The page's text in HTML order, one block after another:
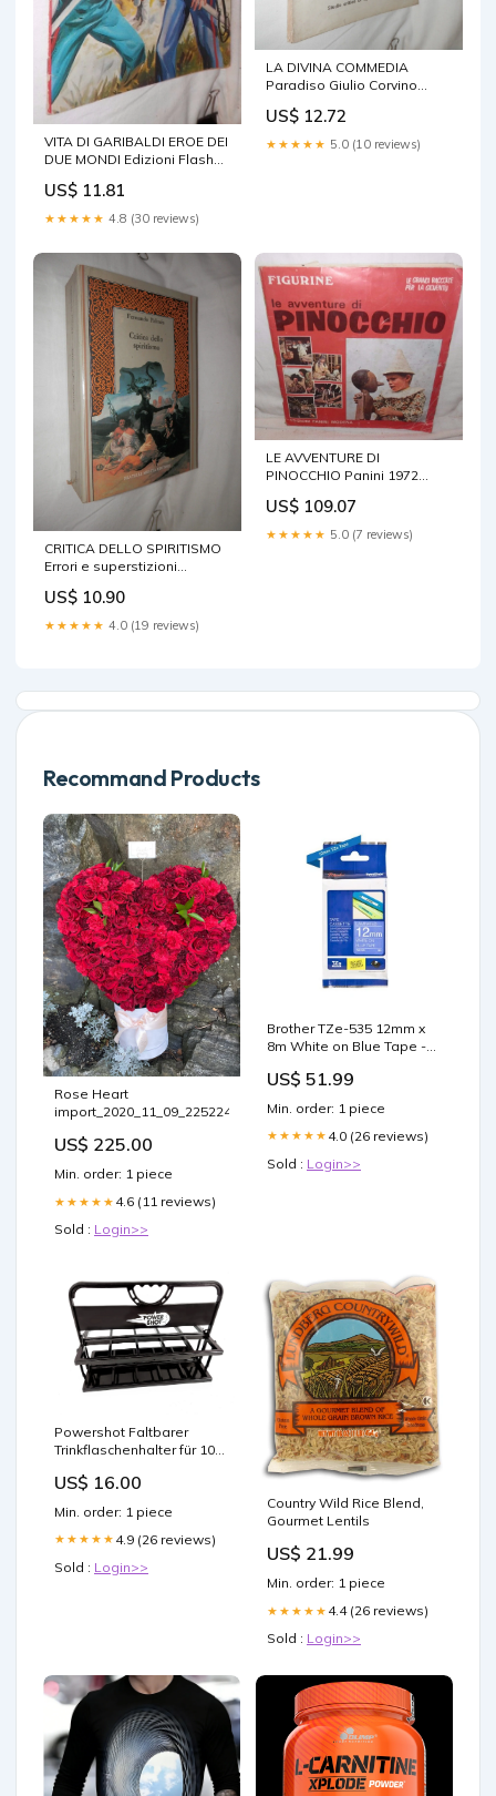
VITA DI GARIBALDI EROE DEI
DUE MONDI Edizioni Flash
US$ 11.81
★★★★★ 4.8 (30 reviews)
LA DIVINA COMMEDIA
Paradiso Giulio Corvino
da
US$ 12.72
★★★★★ 5.0 (10 reviews)
CRITICA DELLO SPIRITISMO
Errori e superstizioni
Melita
US$ 10.90
★★★★★ 4.0 (19 reviews)
LE AVVENTURE DI
PINOCCHIO Panini 1972
Ragazzi TV Raccolta
US$ 109.07
★★★★★ 5.0 (7 reviews)
Recommand Products
Rose Heart
import_2020_11_09_225224
US$ 225.00
Min. order: 1 piece
★★★★★ 4.6 (11 reviews)
Sold : Login>>
Brother TZe-535 12mm x
8m White on Blue Tape -
Kids-Art-&-Craft
US$ 51.99
Min. order: 1 piece
★★★★★ 4.0 (26 reviews)
Sold : Login>>
Powershot Faltbarer
Trinkflaschenhalter für 10
US$ 16.00
Min. order: 1 piece
★★★★★ 4.9 (26 reviews)
Sold : Login>>
Country Wild Rice Blend,
Gourmet Lentils
US$ 21.99
Min. order: 1 piece
★★★★★ 4.4 (26 reviews)
Sold : Login>>